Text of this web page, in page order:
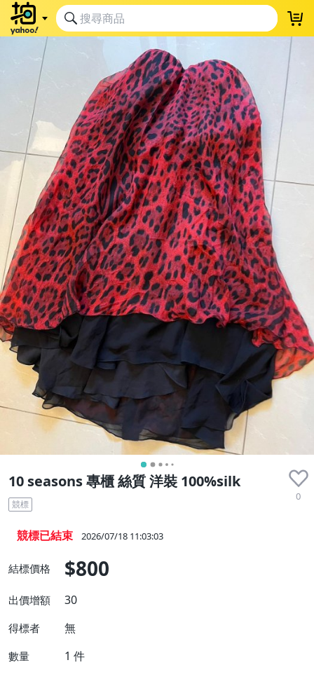
10 seasons 專櫃 絲質 洋裝 100%silk
0
競標
競標已結束 2026/07/18 11:03:03
結標價格 $800
出價增額 30
得標者 無
數量 1 件